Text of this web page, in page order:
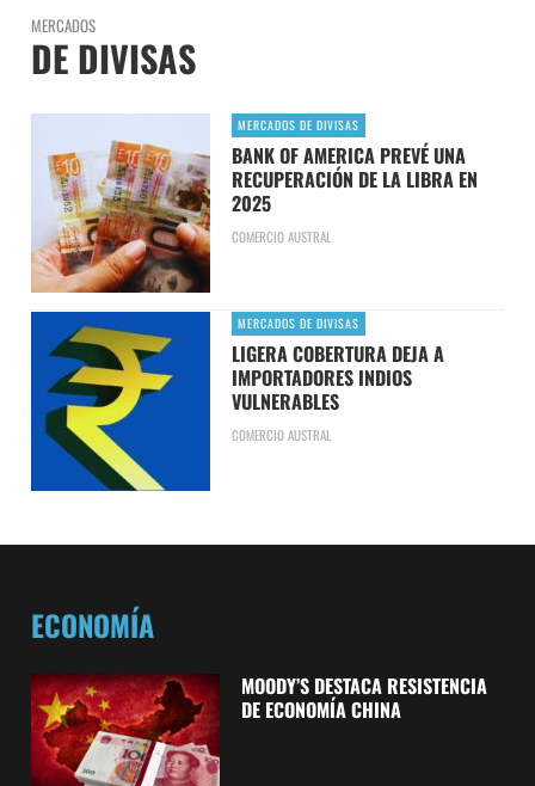
MERCADOS
DE DIVISAS
MERCADOS DE DIVISAS
BANK OF AMERICA PREVÉ UNA
RECUPERACIÓN DE LA LIBRA EN
2025
COMERCIO AUSTRAL
MERCADOS DE DIVISAS
LIGERA COBERTURA DEJA A
IMPORTADORES INDIOS
VULNERABLES
COMERCIO AUSTRAL
ECONOMÍA
MOODY’S DESTACA RESISTENCIA
DE ECONOMÍA CHINA